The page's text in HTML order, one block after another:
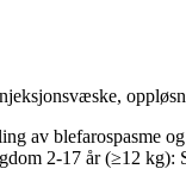
av blefarospasme
2-17 år (≥12